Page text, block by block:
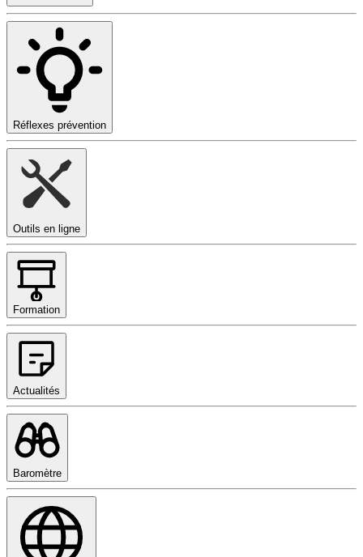
Réflexes prévention
Outils en ligne
Formation
Actualités
Baromètre